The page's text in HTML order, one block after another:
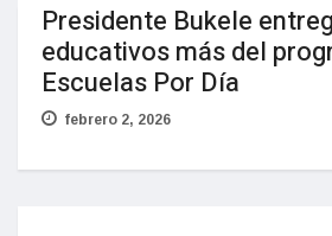
Presidente Bukele
educativos más del
Escuelas Por Día
febrero 2, 2026